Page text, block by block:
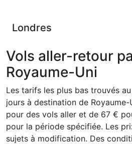
Londres
Vols aller-retour
Royaume-Uni
Les tarifs les plus bas trouvés
jours à destination de
pour des vols aller et de 67 €
pour la période spécifiée. Les
sujets à modification. Des